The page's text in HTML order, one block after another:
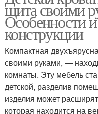
щита своими
Особенности
конструкции
Компактная
своими руками, —
комнаты. Эту мебель
детской, разделив
изделия может
которая находится на